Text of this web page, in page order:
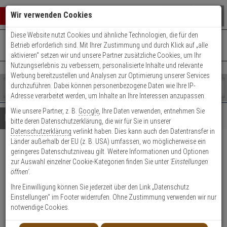
Warenkorb schließen
0 ARTIKEL IM WARENKORB
Ihr Warenkorb ist momentan leer.
Ergebnisse ()
Fertig
Shop
durchsuchen
Bitte
geben
Sie
mindestens
Zeichen
ein,
um
Suche
Es
wurde
noch
Kategorien
Suche
gestartet
+49 (0)821 899 493-0Mo. - Do.: 8:00 - 16:30 | Fr.: 8:00 - 14:00 Uhr
Kontaktservice nutzen
Details Beratung
ABUS WLX Pro Wandleser-Set
IP44 Ind. Intrusion ws.
Produktmerkmale
Datenblatt drucken
Wir verwenden Cookies
Diese Website nutzt Cookies und ähnliche Technologien, die für den
Betrieb erforderlich sind. Mit Ihrer Zustimmung und durch Klick auf „alle
aktivieren“ setzen wir und unsere Partner zusätzliche Cookies, um Ihr
Nutzungserlebnis zu verbessern, personalisierte Inhalte und relevante
Werbung bereitzustellen und Analysen zur Optimierung unserer Services
durchzuführen. Dabei können personenbezogene Daten wie Ihre IP-
Adresse verarbeitet werden, um Inhalte an Ihre Interessen anzupassen.
Wie unsere Partner, z. B. Google , Ihre Daten verwenden, entnehmen Sie
bitte deren Datenschutzerklärung, die wir für Sie in unserer
Datenschutzerklärung verlinkt haben. Dies kann auch den Datentransfer in
Länder außerhalb der EU (z. B. USA) umfassen, wo möglicherweise ein
geringeres Datenschutzniveau gilt. Weitere Informationen und Optionen
zur Auswahl einzelner Cookie-Kategorien finden Sie unter 'Einstellungen
öffnen'.
Ihre Einwilligung können Sie jederzeit über den Link „Datenschutz
Einstellungen“ im Footer widerrufen. Ohne Zustimmung verwenden wir nur
notwendige Cookies.